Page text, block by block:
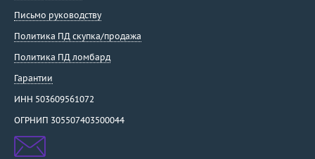
Письмо руководству
Политика ПД скупка/продажа
Политика ПД ломбард
Гарантии
ИНН 503609561072
ОГРНИП 305507403500044